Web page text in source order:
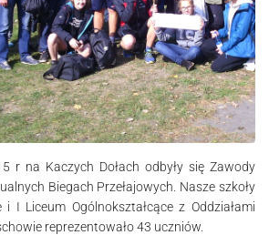
Kaczych Dołach odbyły się Zawody
Biegach Przełajowych. Nasze szkoły
I Liceum Ogólnokształcące z Oddziałami
reprezentowało 43 uczniów.